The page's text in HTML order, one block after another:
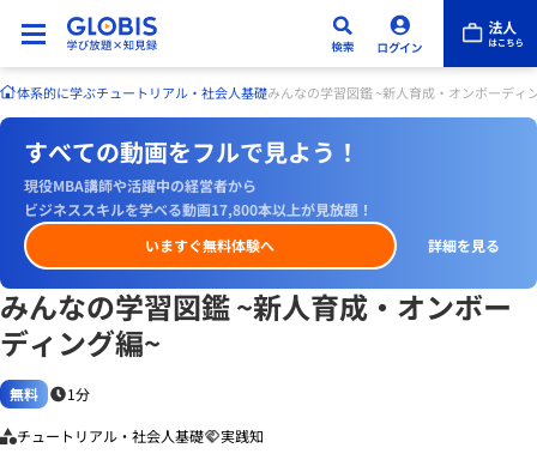
体系的に学ぶチュートリアル・社会人基礎みんなの学習図鑑 ~新人育成・オンボーディ
すべての動画をフルで見よう！
現役MBA講師や活躍中の経営者から
ビジネススキルを学べる動画17,800本以上が見放題！
いますぐ無料体験へ
詳細を見る
みんなの学習図鑑 ~新人育成・オンボー
ディング編~
無料 1分
チュートリアル・社会人基礎 実践知